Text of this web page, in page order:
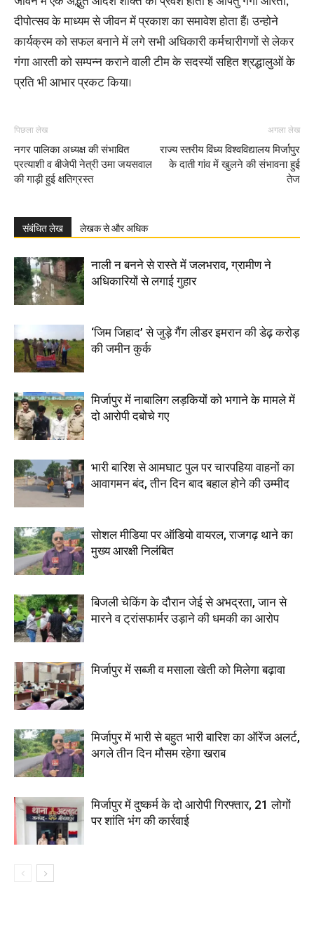
दीपोत्सव के माध्यम से जीवन में प्रकाश का समावेश होता हैं। उन्होने
कार्यक्रम को सफल बनाने में लगे सभी अधिकारी कर्मचारीगणों से लेकर
गंगा आरती को सम्पन्न कराने वाली टीम के सदस्यों सहित श्रद्धालुओं के
प्रति भी आभार प्रकट किया।
पिछला लेख
नगर पालिका अध्यक्ष की संभावित
प्रत्याशी व बीजेपी नेत्री उमा जयसवाल
की गाड़ी हुई क्षतिग्रस्त
अगला लेख
राज्य स्तरीय विंध्य विश्वविद्यालय मिर्जापुर
के दाती गांव में खुलने की संभावना हुई
तेज
संबंधित लेख लेखक से और अधिक
नाली न बनने से रास्ते में जलभराव, ग्रामीण ने
अधिकारियों से लगाई गुहार
‘जिम जिहाद’ से जुड़े गैंग लीडर इमरान की डेढ़ करोड़
की जमीन कुर्क
मिर्जापुर में नाबालिग लड़कियों को भगाने के मामले में
दो आरोपी दबोचे गए
भारी बारिश से आमघाट पुल पर चारपहिया वाहनों का
आवागमन बंद, तीन दिन बाद बहाल होने की उम्मीद
सोशल मीडिया पर ऑडियो वायरल, राजगढ़ थाने का
मुख्य आरक्षी निलंबित
बिजली चेकिंग के दौरान जेई से अभद्रता, जान से
मारने व ट्रांसफार्मर उड़ाने की धमकी का आरोप
मिर्जापुर में सब्जी व मसाला खेती को मिलेगा बढ़ावा
मिर्जापुर में भारी से बहुत भारी बारिश का ऑरेंज अलर्ट,
अगले तीन दिन मौसम रहेगा खराब
मिर्जापुर में दुष्कर्म के दो आरोपी गिरफ्तार, 21 लोगों
पर शांति भंग की कार्रवाई